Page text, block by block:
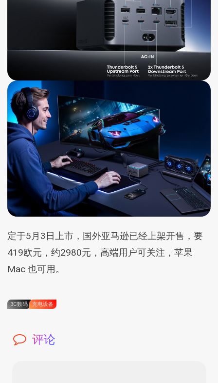
定于5月3日上市，国外亚马逊已经上架开售，要
419欧元，约2980元，高端用户可关注，苹果
Mac 也可用。
3C数码 充电设备
评论